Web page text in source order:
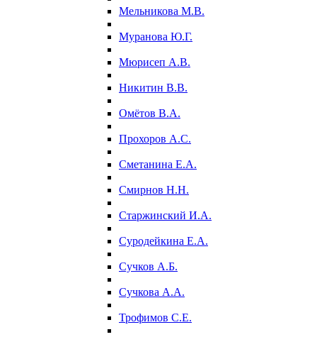
Мельникова М.В.
Муранова Ю.Г.
Мюрисеп А.В.
Никитин В.В.
Омётов В.А.
Прохоров А.С.
Сметанина Е.А.
Смирнов Н.Н.
Старжинский И.А.
Суродейкина Е.А.
Сучков А.Б.
Сучкова А.А.
Трофимов С.Е.